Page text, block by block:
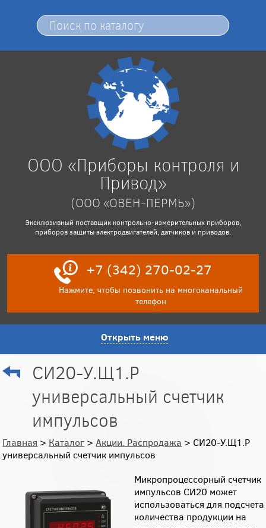
ООО «Приборы контроля и
Привод»
(ООО «ОВЕН-ПЕРМЬ»)
Эксклюзивный поставщик контрольно-измерительных приборов,
приборов защиты электродвигателей, датчиков и приводов.
+7 (342) 270-02-27
Нажмите, чтобы позвонить на многоканальный
телефон
Открыть меню
СИ20-У.Щ1.Р
универсальный счетчик
импульсов
Главная > Каталог > Акции. Распродажа > СИ20-У.Щ1.Р
универсальный счетчик импульсов
Микропроцессорный счетчик
импульсов СИ20 может
использоваться для подсчета
количества продукции на